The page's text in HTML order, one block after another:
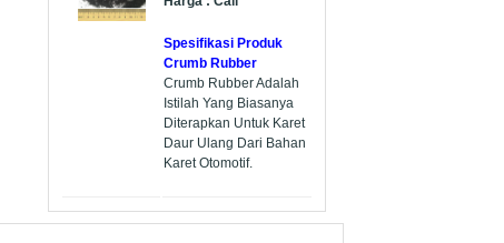
Spesifikasi Produk
Crumb Rubber
Crumb Rubber Adalah
Istilah Yang Biasanya
Diterapkan Untuk Karet
Daur Ulang Dari Bahan
Karet Otomotif.